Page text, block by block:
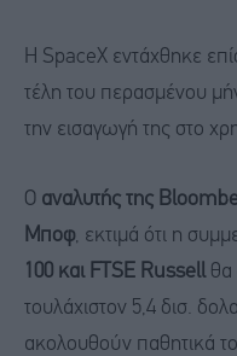
Η SpaceX εντάχθηκε
τέλη του περασμένου
την εισαγωγή της στο
Ο αναλυτής της
Μποφ, εκτιμά ότι η
100 και FTSE Russellθα
τουλάχιστον 5,4 δισ.
ακολουθούν παθητικά